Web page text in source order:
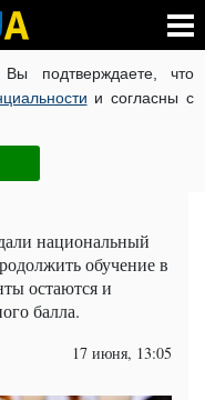
подтверждаете, что
и согласны с
КОРОНАВИРУС В
ЧИТАТИ УКРАЇНСЬКОЮ
не всех — что
национальный
обучение в
остаются и
балла.
17 июня, 13:05